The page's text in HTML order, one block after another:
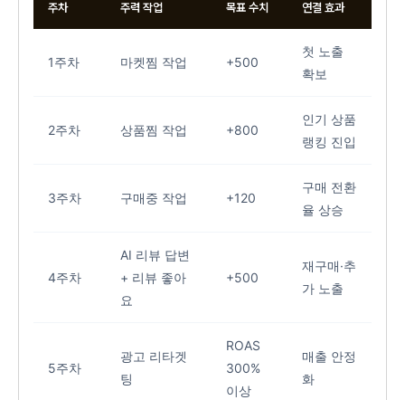
주차 주력 작업 목표 수치 연결 효과
1주차 마켓찜 작업 +500
첫 노출
확보
2주차 상품찜 작업 +800
인기 상품
랭킹 진입
3주차 구매중 작업 +120
구매 전환
율 상승
4주차
AI 리뷰 답변
+ 리뷰 좋아
요
+500
재구매·추
가 노출
5주차
광고 리타겟
팅
ROAS
300%
이상
매출 안정
화